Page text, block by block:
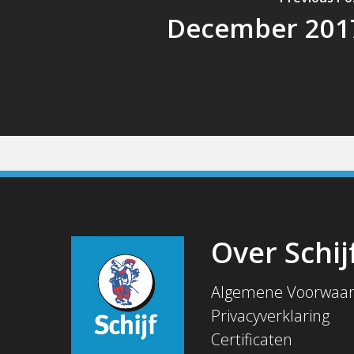
December
Over
Algemene
Privacyverklaring
Certificaten